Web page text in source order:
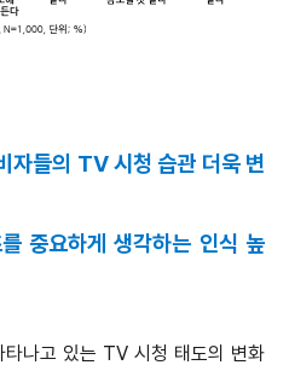
들의 TV 시청 습관 더욱 변
중요하게 생각하는 인식 높
나고 있는 TV 시청 태도의 변화